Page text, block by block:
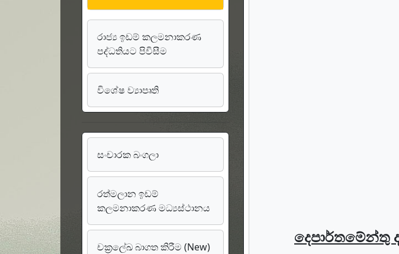
රාජ්‍ය ඉඩම් කලමනාකරණ
පද්ධතියට පිවිසීම
විශේෂ ව්‍යාපෘති
සංචාරක බංගලා
රත්මලාන ඉඩම්
කලමනාකරණ මධ්‍යස්ථානය
චක්‍රලේඛ බාගත කිරීම (New)
දෙපාර්තමේන්තු